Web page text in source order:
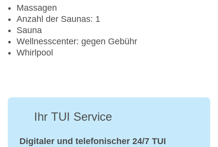
Massagen
Anzahl der Saunas: 1
Sauna
Wellnesscenter: gegen Gebühr
Whirlpool
Ihr TUI Service
Digitaler und telefonischer 24/7 TUI